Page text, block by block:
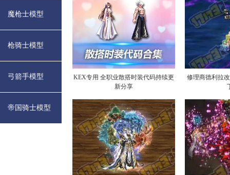
KEX专用 全职业散搭时装代码持续更
新分享
修理商德利拉
魔枪士模型
枪骑士模型
弓箭手模型
帝国骑士模型